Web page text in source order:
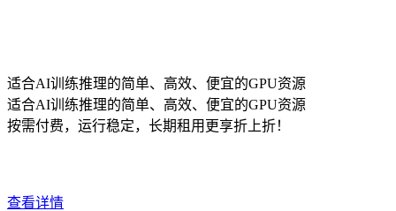
适合AI训练推理的简单、高效、便宜的GPU资源
适合AI训练推理的简单、高效、便宜的GPU资源
按需付费，运行稳定，长期租用更享折上折！
查看详情